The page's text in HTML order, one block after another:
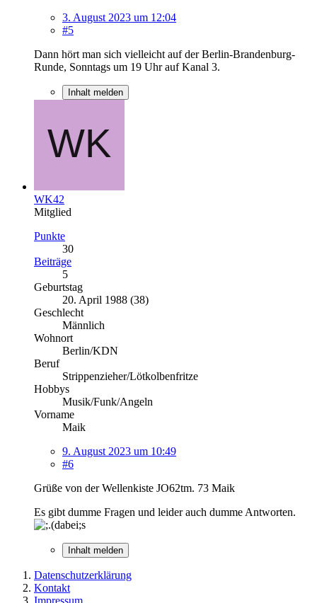
3. August 2023 um 12:04
#5
Dann hört man sich vielleicht auf der Berlin-Brandenburg-
Runde, Sonntags um 19 Uhr auf Kanal 3.
Inhalt melden
WK42
Mitglied
Punkte
30
Beiträge
5
Geburtstag
20. April 1988 (38)
Geschlecht
Männlich
Wohnort
Berlin/KDN
Beruf
Strippenzieher/Lötkolbenfritze
Hobbys
Musik/Funk/Angeln
Vorname
Maik
9. August 2023 um 10:49
#6
Grüße von der Wellenkiste JO62tm. 73 Maik
Es gibt dumme Fragen und leider auch dumme Antworten.
Inhalt melden
Datenschutzerklärung
Kontakt
Impressum